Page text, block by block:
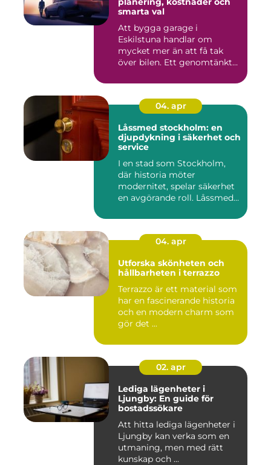
smarta val
Att bygga garage i
Eskilstuna handlar om
mycket mer än att få tak
över bilen. Ett genomtänkt
04. apr
Låssmed stockholm: en
djupdykning i säkerhet och
service
I en stad som Stockholm,
där historia möter
modernitet, spelar säkerhet
en avgörande roll. Låssmed
04. apr
Utforska skönheten och
hållbarheten i terrazzo
Terrazzo är ett material som
har en fascinerande historia
och en modern charm som
gör det ...
02. apr
Lediga lägenheter i
Ljungby: En guide för
bostadssökare
Att hitta lediga lägenheter i
Ljungby kan verka som en
utmaning, men med rätt
kunskap och ...